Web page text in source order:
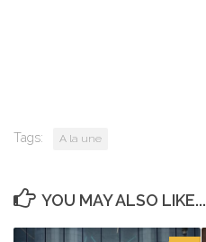
Tags: A la une
YOU MAY ALSO LIKE...